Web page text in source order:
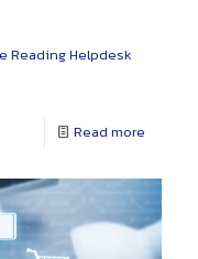
ReadingHelpdesk
Read more